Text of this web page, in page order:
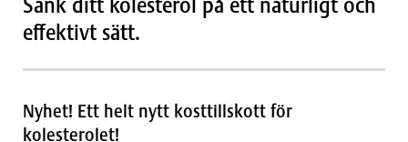
Sänk ditt kolesterol på ett naturligt och
effektivt sätt.
Nyhet! Ett helt nytt kosttillskott för
kolesterolet!